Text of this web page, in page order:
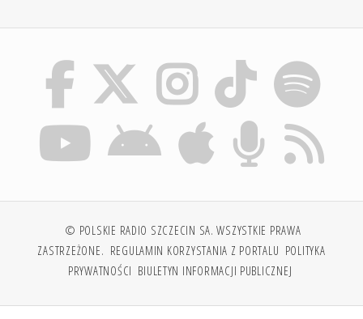
© POLSKIE RADIO SZCZECIN SA. WSZYSTKIE PRAWA
ZASTRZEŻONE. REGULAMIN KORZYSTANIA Z PORTALU POLITYKA
PRYWATNOŚCI BIULETYN INFORMACJI PUBLICZNEJ